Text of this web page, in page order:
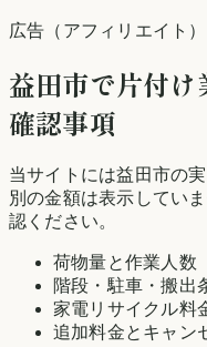
広告（アフィリエイト）
益田市で片付け
確認事項
当サイトには益田市の
別の金額は表示してい
認ください。
荷物量と作業人数
階段・駐車・搬出
家電リサイクル料
追加料金とキャン